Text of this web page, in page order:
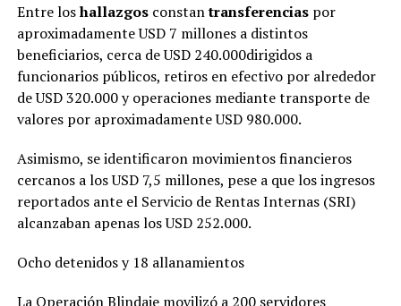
Entre loshallazgosconstantransferenciaspor
aproximadamente USD 7 millones a distintos
beneficiarios, cerca de USD 240.000dirigidos a
funcionarios públicos, retiros en efectivo por alrededor
de USD 320.000 y operaciones mediante transporte de
valores por aproximadamente USD 980.000.
Asimismo, se identificaron movimientos financieros
cercanos a los USD 7,5 millones, pese a que los ingresos
reportados ante el Servicio de Rentas Internas (SRI)
alcanzaban apenas los USD 252.000.
Ocho detenidos y 18 allanamientos
La Operación Blindaje movilizó a 200 servidores